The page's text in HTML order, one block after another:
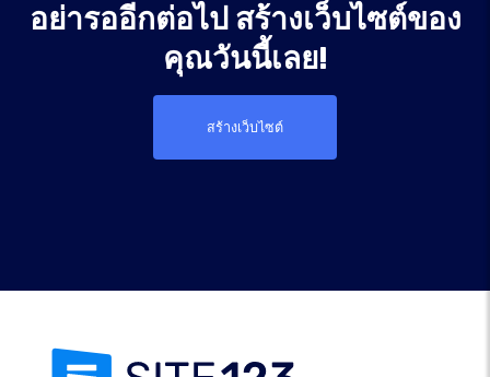
อย่ารออีกต่อไป สร้างเว็บไซต์ของ
คุณวันนี้เลย!
สร้างเว็บไซต์